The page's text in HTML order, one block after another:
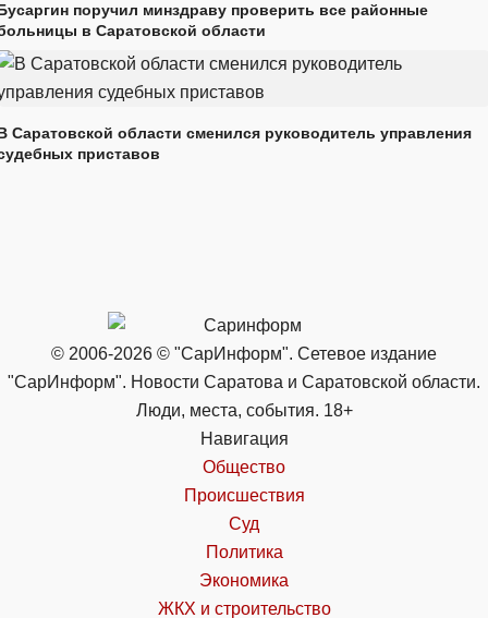
поручил минздраву проверить все районные
в Саратовской области
Саратовской области сменился руководитель управления
приставов
© 2006-2026 © "СарИнформ". Сетевое издание
"СарИнформ". Новости Саратова и Саратовской области.
Люди, места, события. 18+
Навигация
Общество
Происшествия
Суд
Политика
Экономика
ЖКХ и строительство